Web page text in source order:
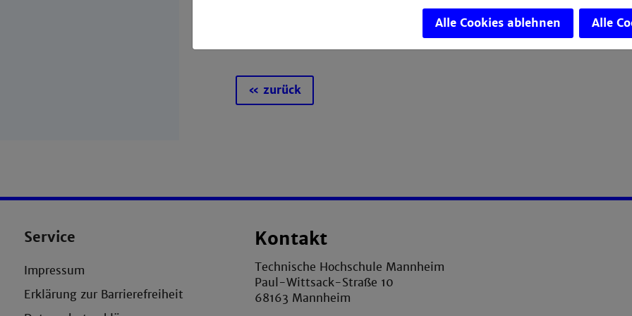
« zurück
Service
Impressum
Erklärung zur Barrierefreiheit
Kontakt
Technische Hochschule Mannheim
Paul-Wittsack-Straße 10
68163 Mannheim
Alle Cookies ablehnen Alle